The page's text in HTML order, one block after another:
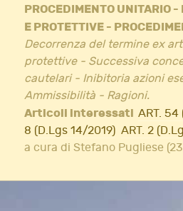
PROCEDIMENTO UNITARIO
E PROTETTIVE -
Decorrenza del termine ex
protettive - Successiva
cautelari - Inibitoria azioni
Ammissibilità - Ragioni.
Articoli interessati ART. 54
8 (D.Lgs 14/2019) ART. 2
a cura di Stefano Pugliese